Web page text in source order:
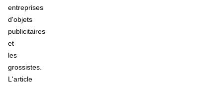
entreprises
d'objets
publicitaires
et
les
grossistes.
L'article